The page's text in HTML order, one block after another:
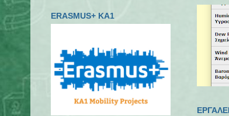
ERASMUS+ KA1